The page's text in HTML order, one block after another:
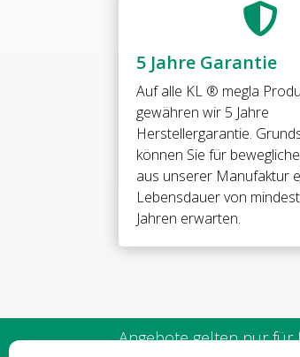

5 Jahre Garantie
Auf alle KL ® megla
gewähren wir 5 Jahre
Herstellergarantie.
können Sie für
aus unserer Manufaktur
Lebensdauer von
Jahren erwarten.
Angebote gelten nur für